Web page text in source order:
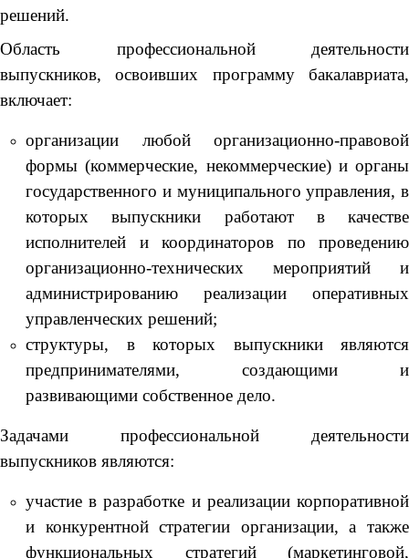
решений.
Область профессиональной деятельности
выпускников, освоивших программу бакалавриата,
включает:
организации любой организационно-правовой
формы (коммерческие, некоммерческие) и органы
государственного и муниципального управления, в
которых выпускники работают в качестве
исполнителей и координаторов по проведению
организационно-технических мероприятий и
администрированию реализации оперативных
управленческих решений;
структуры, в которых выпускники являются
предпринимателями, создающими и
развивающими собственное дело.
Задачами профессиональной деятельности
выпускников являются:
участие в разработке и реализации корпоративной
и конкурентной стратегии организации, а также
функциональных стратегий (маркетинговой,